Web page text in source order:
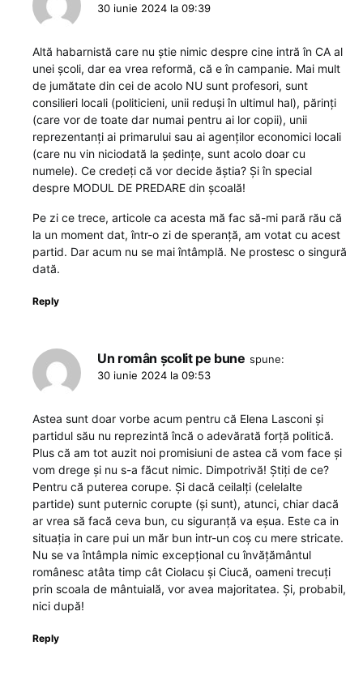
30 iunie 2024 la 09:39
Altă habarnistă care nu știe nimic despre cine intră în CA al
unei școli, dar ea vrea reformă, că e în campanie. Mai mult
de jumătate din cei de acolo NU sunt profesori, sunt
consilieri locali (politicieni, unii reduși în ultimul hal), părinți
(care vor de toate dar numai pentru ai lor copii), unii
reprezentanți ai primarului sau ai agenților economici locali
(care nu vin niciodată la ședințe, sunt acolo doar cu
numele). Ce credeți că vor decide ăștia? Și în special
despre MODUL DE PREDARE din școală!
Pe zi ce trece, articole ca acesta mă fac să-mi pară rău că
la un moment dat, într-o zi de speranță, am votat cu acest
partid. Dar acum nu se mai întâmplă. Ne prostesc o singură
dată.
Reply
Un român școlit pe bune spune:
30 iunie 2024 la 09:53
Astea sunt doar vorbe acum pentru că Elena Lasconi și
partidul său nu reprezintă încă o adevărată forță politică.
Plus că am tot auzit noi promisiuni de astea că vom face și
vom drege și nu s-a făcut nimic. Dimpotrivă! Știți de ce?
Pentru că puterea corupe. Și dacă ceilalți (celelalte
partide) sunt puternic corupte (și sunt), atunci, chiar dacă
ar vrea să facă ceva bun, cu siguranță va eșua. Este ca in
situația in care pui un măr bun intr-un coș cu mere stricate.
Nu se va întâmpla nimic excepțional cu învățământul
românesc atâta timp cât Ciolacu și Ciucă, oameni trecuți
prin scoala de mântuială, vor avea majoritatea. Și, probabil,
nici după!
Reply